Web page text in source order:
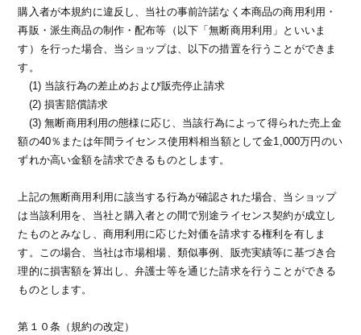
購入者が本規約に違反し、当社の事前許諾なく本商品の商用利用・
再販・派生商品の制作・配布等（以下「無断商用利用」といいま
す）を行った場合、当ショップは、以下の措置を行うことができま
す。
(1) 当該行為の差止めおよび販売停止請求
(2) 損害賠償請求
(3) 無断商用利用の態様に応じ、当該行為によって得られた売上金
額の40％または年間ライセンス使用料相当額として金1,000万円のい
ずれか高い金額を請求できるものとします。
上記の無断商用利用に該当する行為が確認された場合、当ショップ
は当該利用を、当社と購入者との間で別途ライセンス契約が成立し
たものとみなし、商用利用に応じた対価を請求する権利を有しま
す。この場合、当社は市場相場、類似事例、販売実績等に基づき合
理的に損害額を算出し、弁護士等を通じた請求を行うことができる
ものとします。
第１０条（規約の改定）